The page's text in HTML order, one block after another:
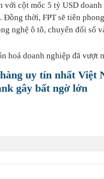
với cột mốc 5 tỷ USD
Đồng thời, FPT sẽ tiên
nghệ ô tô, chuyển đổi số
hoá doanh nghiệp đã vượt
uy tín nhất Việt
gây bất ngờ lớn